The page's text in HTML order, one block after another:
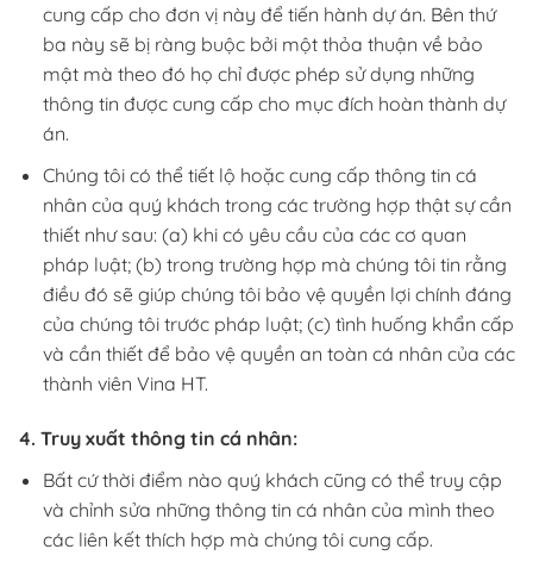
cung cấp cho đơn vị này để tiến hành dự án. Bên thứ
ba này sẽ bị ràng buộc bởi một thỏa thuận về bảo
mật mà theo đó họ chỉ được phép sử dụng những
thông tin được cung cấp cho mục đích hoàn thành dự
án.
Chúng tôi có thể tiết lộ hoặc cung cấp thông tin cá
nhân của quý khách trong các trường hợp thật sự cần
thiết như sau: (a) khi có yêu cầu của các cơ quan
pháp luật; (b) trong trường hợp mà chúng tôi tin rằng
điều đó sẽ giúp chúng tôi bảo vệ quyền lợi chính đáng
của chúng tôi trước pháp luật; (c) tình huống khẩn cấp
và cần thiết để bảo vệ quyền an toàn cá nhân của các
thành viên Vina HT.
4. Truy xuất thông tin cá nhân:
Bất cứ thời điểm nào quý khách cũng có thể truy cập
và chỉnh sửa những thông tin cá nhân của mình theo
các liên kết thích hợp mà chúng tôi cung cấp.